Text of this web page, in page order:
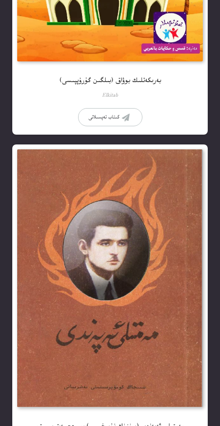
بەرىكەتلىك بوۋاق (بىلگىن گۇرۇپپىسى)
Elkitab
كىتاب تەپسىلاتى